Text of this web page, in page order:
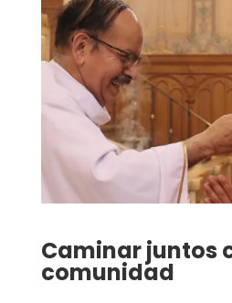
Caminar juntos
comunidad